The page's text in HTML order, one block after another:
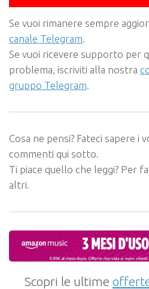
Se vuoi rimanere sempre
canale Telegram.
Se vuoi ricevere supporto per
problema, iscriviti alla nostra
gruppo Telegram.
Cosa ne pensi? Fateci sapere i
commenti qui sotto.
Ti piace quello che leggi? Per
altri.
Scopri le ultime